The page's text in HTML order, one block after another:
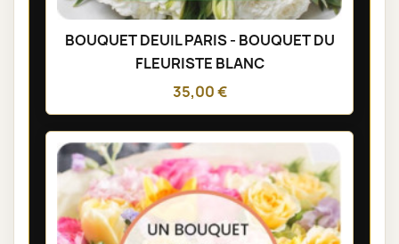
BOUQUET DEUIL PARIS - BOUQUET DU
FLEURISTE BLANC
35,00 €